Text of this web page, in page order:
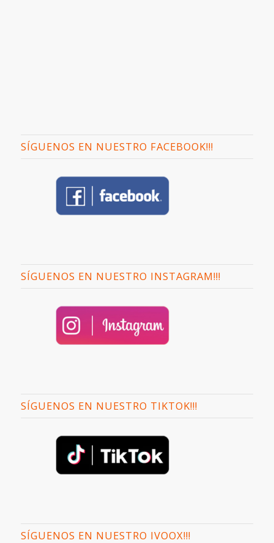
SÍGUENOS EN NUESTRO FACEBOOK!!!
SÍGUENOS EN NUESTRO INSTAGRAM!!!
SÍGUENOS EN NUESTRO TIKTOK!!!
SÍGUENOS EN NUESTRO IVOOX!!!